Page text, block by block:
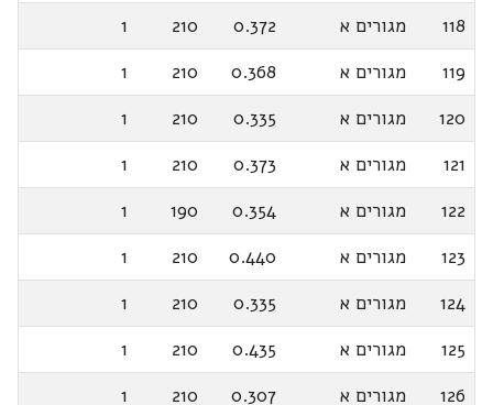
118
מגורים א 0.372
210
1
119
מגורים א 0.368
210
1
120
מגורים א 0.335
210
1
121
מגורים א 0.373
210
1
122
מגורים א 0.354
190
1
123
מגורים א 0.440
210
1
124
מגורים א 0.335
210
1
125
מגורים א 0.435
210
1
126
מגורים א 0.307
210
1